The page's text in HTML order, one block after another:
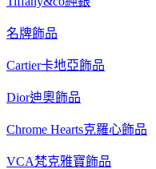
名牌飾品
Cartier卡地亞飾品
Dior迪奧飾品
Chrome Hearts克羅心飾品
VCA梵克雅寶飾品